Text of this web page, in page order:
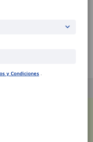
y Condiciones .